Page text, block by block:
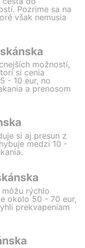
Pozrime sa na
však nemusia
možností,
si cenia
- 10 eur, no
a prenosom
si aj presun z
medzi 10 -
rýchlo
okolo 50 - 70 eur,
prekvapeniam